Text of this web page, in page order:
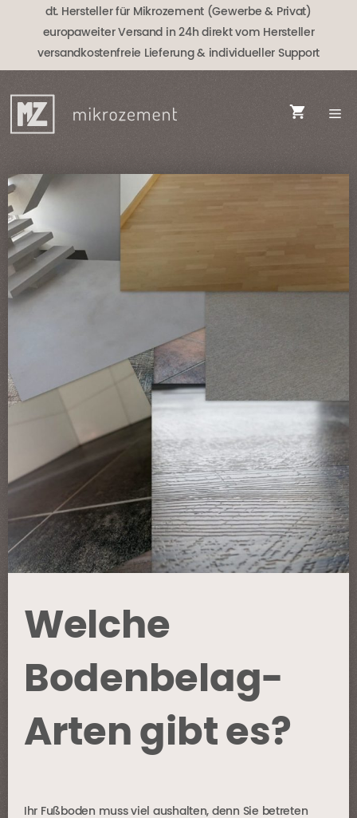
dt. Hersteller für Mikrozement (Gewerbe & Privat)
europaweiter Versand in 24h direkt vom Hersteller
versandkostenfreie Lieferung& individueller Support
Welche
Bodenbelag-
Arten gibt es?
Ihr Fußboden muss viel aushalten, denn Sie betreten